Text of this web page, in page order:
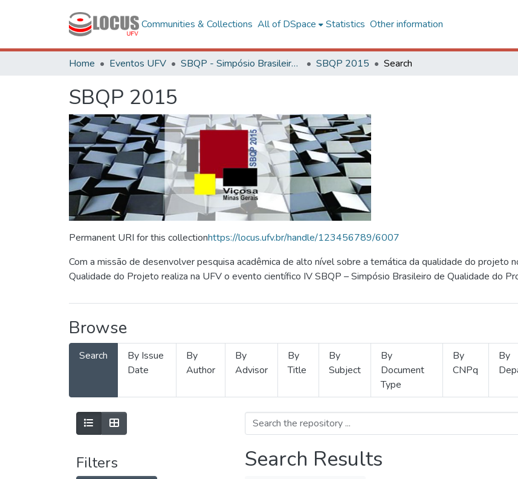
Communities & Collections All of DSpace Statistics Other information
Home Eventos UFV SBQP - Simpósio Brasileiro de Qualidade do Projeto no Ambiente Construído SBQP 2015 Search
SBQP 2015
Permanent URI for this collectionhttps://locus.ufv.br/handle/123456789/6007
Com a missão de desenvolver pesquisa acadêmica de alto nível sobre a temática da qualidade do projeto
Qualidade do Projeto realiza na UFV o evento científico IV SBQP – Simpósio Brasileiro de Qualidade do
Browse
Search
By Issue
Date
By
Author
By
Advisor
By
Title
By
Subject
By
Document
Type
By
CNPq
By
Filters Search Results